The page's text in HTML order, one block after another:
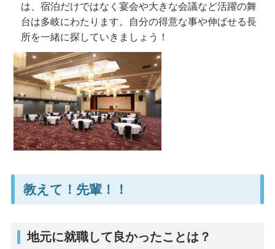
は、宿泊だけではなく宴会や大きな会議など活躍の舞
台は多岐にわたります。自分の得意な事や伸ばせる長
所を一緒に探していきましょう！
教えて！先輩！！
地元に就職して良かったことは？